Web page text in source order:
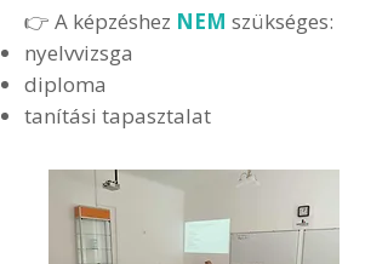
👉 A képzéshez NEM szükséges:
nyelvvizsga
diploma
tanítási tapasztalat